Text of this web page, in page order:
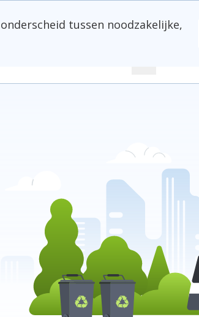
tussen noodzakelijke,